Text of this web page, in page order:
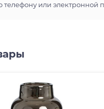
телефону или электронной